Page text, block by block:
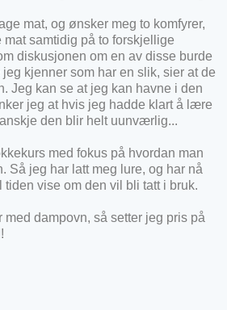
mat, og ønsker meg to komfyrer,
mat samtidig på to forskjellige
diskusjonen om en av disse burde
kjenner som har en slik, sier at de
Jeg kan se at jeg kan havne i den
jeg at hvis jeg hadde klart å lære
den blir helt uunværlig...
med fokus på hvordan man
Så jeg har latt meg lure, og har nå
tiden vise om den vil bli tatt i bruk.
med dampovn, så setter jeg pris på